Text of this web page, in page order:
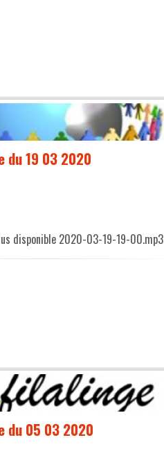
du 19 03 2020
disponible 2020-03-19-19-00.mp3
du 05 03 2020